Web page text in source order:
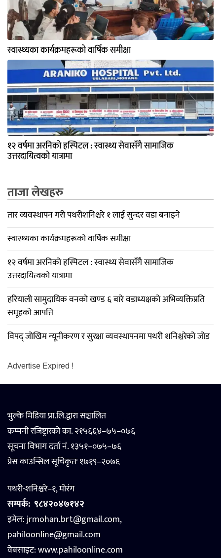
स्वास्थ्यका कार्यक्रमहरूको वार्षिक समीक्षा
१२ वर्षमा अरनिको हस्पिटल : स्वास्थ्य सेवासँगै सामाजिक
उत्तरदायित्वको यात्रामा
ताजा लेखहरु
तार व्यवस्थापन गरी पथरीशनिश्चरे १ लाई सुन्दर वडा बनाइने
स्वास्थ्यका कार्यक्रमहरूको वार्षिक समीक्षा
१२ वर्षमा अरनिको हस्पिटल : स्वास्थ्य सेवासँगै सामाजिक
उत्तरदायित्वको यात्रामा
हरियाली सामुदायिक वनको खण्ड ६ बारे वडाध्यक्षको अभिव्यक्तिप्रति
समूहको आपत्ति
विपद् जोखिम न्यूनीकरण र सुरक्षा व्यवस्थापनमा पथरी शनिश्चरेको जोड
Advertise Expired !
भुल्के मिडिया प्रा.लि.द्वारा सञ्चालित
कम्पनी रजिष्ट्रारको का. २१५६६४–७५–०७६
सूचना विभाग दर्ता नं. १३५१–०७५–७६
प्रेस काउन्सिल सूचिकृतः १७१९–२०७६
पथरी-शनिश्चरे–१, मोरंग
सम्पर्क: ९८४२०४७१४२
इमेल: jrmohan.brt@gmail.com,
pahiloonline@gmail.com
वेबसाइट:www.pahiloonline.com